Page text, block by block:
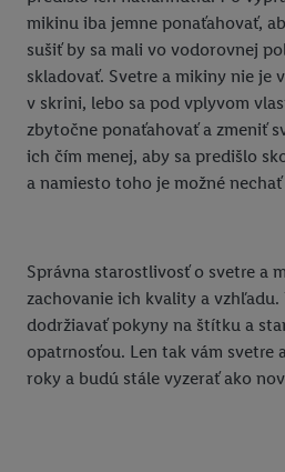
mikinu iba jemne ponaťahovať,
sušiť by sa mali vo vodorovnej
skladovať. Svetre a mikiny nie je
v skrini, lebo sa pod vplyvom
zbytočne ponaťahovať a zmeniť
ich čím menej, aby sa predišlo
a namiesto toho je možné
Správna starostlivosť o svetre a
zachovanie ich kvality a
dodržiavať pokyny na štítku a
opatrnosťou. Len tak vám svetre
roky a budú stále vyzerať ako